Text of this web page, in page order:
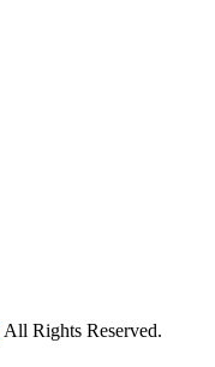
All Rights Reserved.